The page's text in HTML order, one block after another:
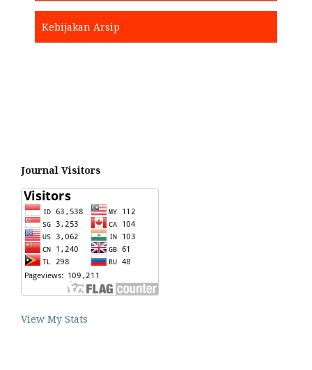
Kebijakan Arsip
Journal Visitors
View My Stats